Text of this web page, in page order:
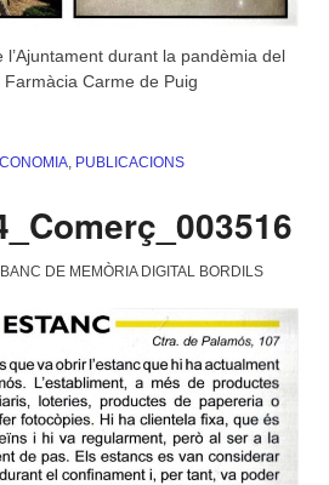
l’Ajuntament durant la pandèmia del
Farmàcia Carme de Puig
, PUBLICACIONS
BANC DE MEMÒRIA DIGITAL BORDILS